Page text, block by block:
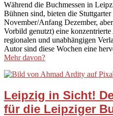
26
Während die Buchmessen in
Bühnen sind, bieten die
November/Anfang Dezember,
Vorbild genutzt) eine
regionalen und unabhängigen
Autor sind diese Wochen eine
Mehr davon?
Leipzig in Sicht!
für die Leipziger